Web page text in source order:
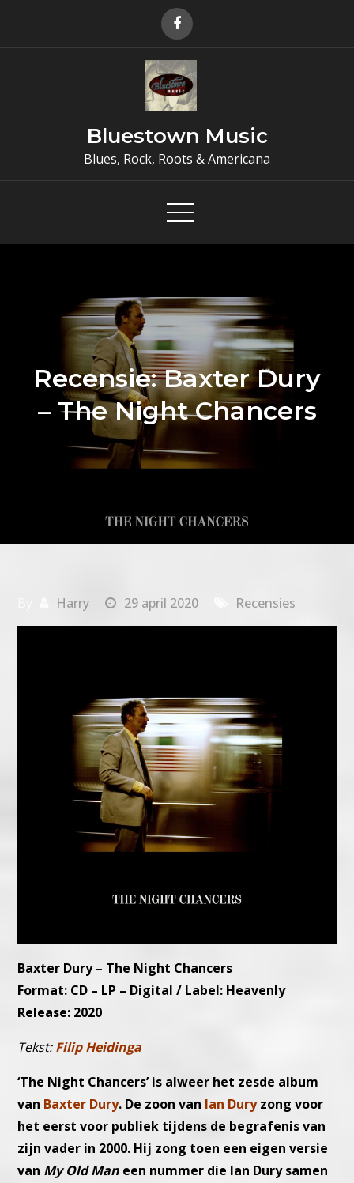
Bluestown Music
Blues, Rock, Roots & Americana
Recensie: Baxter Dury
– The Night Chancers
Harry 29 april 2020 Recensies
Baxter Dury – The Night Chancers
Format: CD – LP – Digital / Label: Heavenly
Release: 2020
Tekst:Filip Heidinga
‘The Night Chancers’ is alweer het zesde album
van Baxter Dury. De zoon van Ian Duryzong voor
het eerst voor publiek tijdens de begrafenis van
zijn vader in 2000. Hij zong toen een eigen versie
van My Old Man een nummer die Ian Dury samen